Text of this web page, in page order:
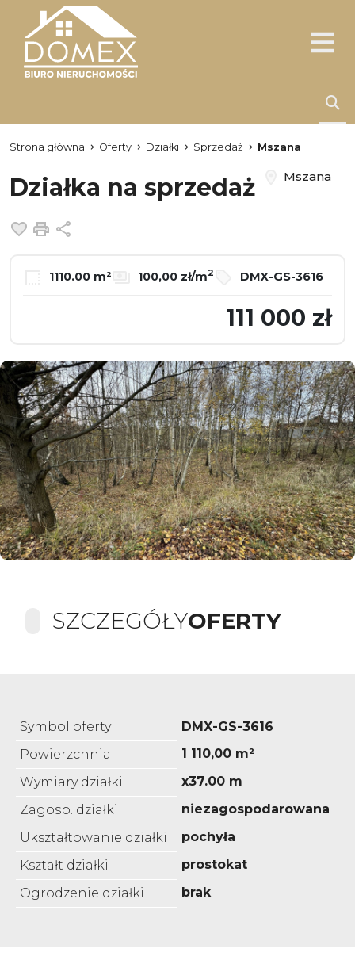
Strona główna Oferty Działki Sprzedaż Mszana
Działka na sprzedaż Mszana
Dodaj do ulubionych
Drukuj
1110.00 m² 100,00 zł/m2 DMX-GS-3616
111 000 zł
SZCZEGÓŁYOFERTY
Symbol oferty
DMX-GS-3616
Powierzchnia
1 110,00 m²
Wymiary działki
x37.00 m
Zagosp. działki
niezagospodarowana
Ukształtowanie działki
pochyła
Kształt działki
prostokat
Ogrodzenie działki
brak